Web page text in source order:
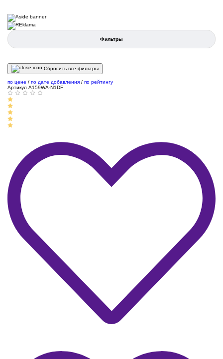
Фильтры
Сбросить все фильтры
по цене / по дате добавления / по рейтингу
Артикул A159WA-N1DF